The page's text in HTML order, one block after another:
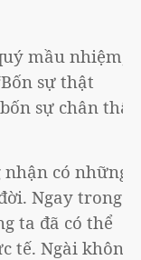
mầu nhiệm,
sự thật
sự chân thật
có những
Ngay trong
ta đã có thể
tế. Ngài không